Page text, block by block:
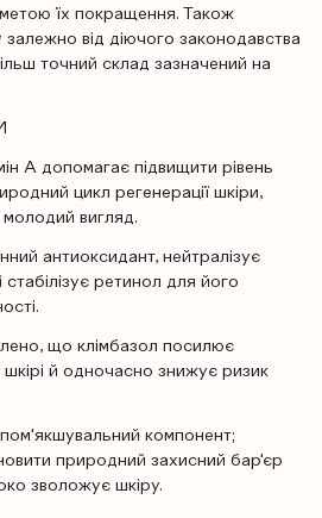
їх покращення. Також
залежно від діючого законодавства
точний склад зазначений на
А допомагає підвищити рівень
цикл регенерації шкіри,
молодий вигляд.
антиоксидант, нейтралізує
стабілізує ретинол для його
що клімбазол посилює
шкірі й одночасно знижує ризик
компонент;
природний захисний бар'єр
зволожує шкіру.